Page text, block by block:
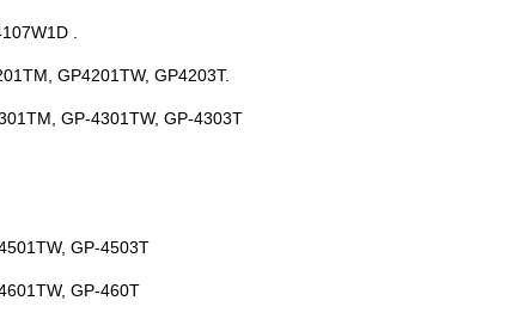
.
GP4201TW, GP4203T.
GP-4301TW, GP-4303T
GP-4503T
GP-460T